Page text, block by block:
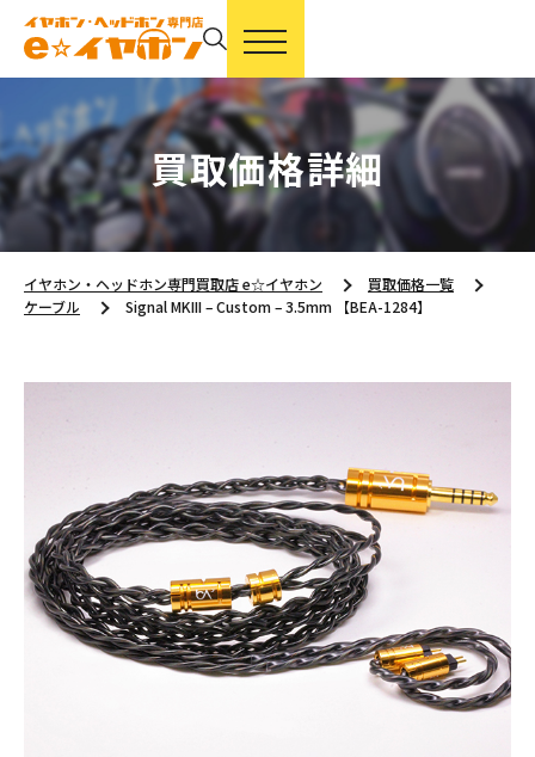
買取価格詳細
イヤホン・ヘッドホン専門買取店 e☆イヤホン
買取価格一覧
ケーブル
Signal MKIII – Custom – 3.5mm 【BEA-1284】